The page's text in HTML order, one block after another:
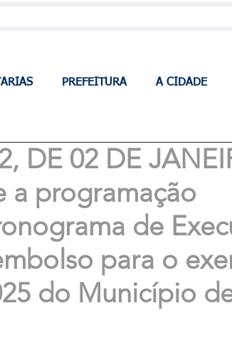
PREFEITURA A CIDADE
DE 02 DE
a programação
de
para o
do Município